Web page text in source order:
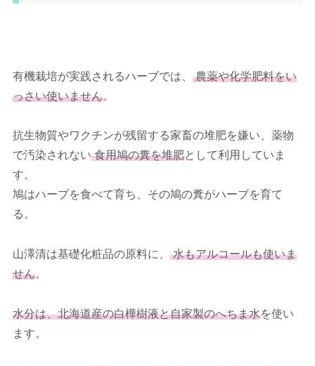
有機栽培が実践されるハーブでは、農薬や化学肥料をい
っさい使いません。
抗生物質やワクチンが残留する家畜の堆肥を嫌い、薬物
で汚染されない食用鳩の糞を堆肥として利用していま
す。
鳩はハーブを食べて育ち、その鳩の糞がハーブを育て
る。
山澤清は基礎化粧品の原料に、水もアルコールも使いま
せん。
水分は、北海道産の白樺樹液と自家製のへちま水を使い
ます。